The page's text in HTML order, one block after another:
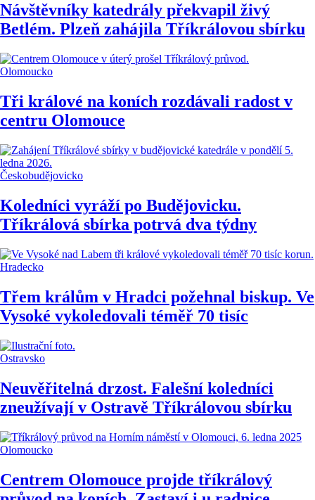
Návštěvníky katedrály překvapil živý
Betlém. Plzeň zahájila Tříkrálovou sbírku
Olomoucko
Tři králové na koních rozdávali radost v
centru Olomouce
Českobudějovicko
Koledníci vyráží po Budějovicku.
Tříkrálová sbírka potrvá dva týdny
Hradecko
Třem králům v Hradci požehnal biskup. Ve
Vysoké vykoledovali téměř 70 tisíc
Ostravsko
Neuvěřitelná drzost. Falešní koledníci
zneužívají v Ostravě Tříkrálovou sbírku
Olomoucko
Centrem Olomouce projde tříkrálový